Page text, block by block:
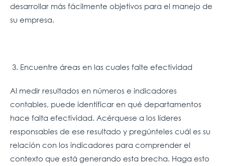
desarrollar más fácilmente objetivos para el manejo de
su empresa.
3. Encuentre áreas en las cuales falte efectividad
Al medir resultados en números e indicadores
contables, puede identificar en qué departamentos
hace falta efectividad. Acérquese a los líderes
responsables de ese resultado y pregúnteles cuál es su
relación con los indicadores para comprender el
contexto que está generando esta brecha. Haga esto